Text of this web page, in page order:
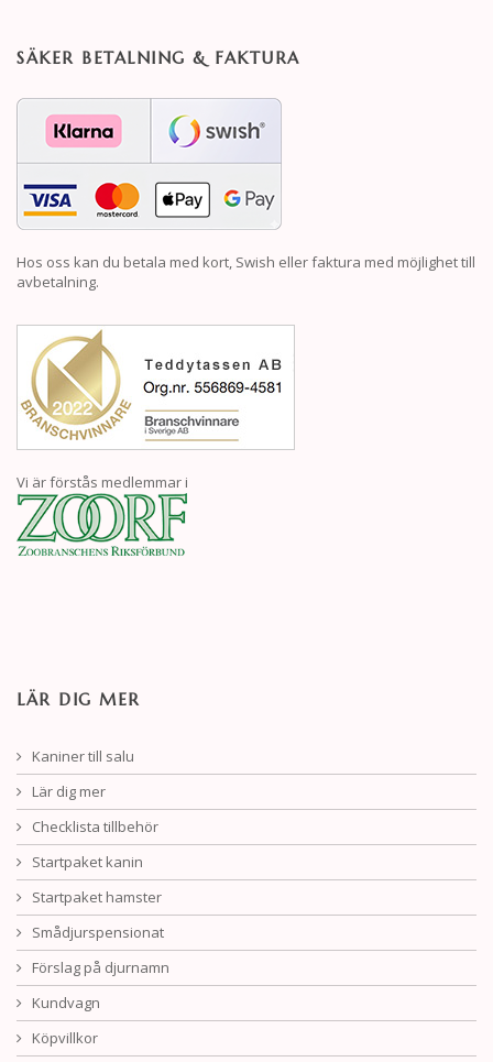
SÄKER BETALNING & FAKTURA
Hos oss kan du betala med kort, Swish eller faktura med möjlighet till
avbetalning.
Vi är förstås medlemmar i
LÄR DIG MER
Kaniner till salu
Lär dig mer
Checklista tillbehör
Startpaket kanin
Startpaket hamster
Smådjurspensionat
Förslag på djurnamn
Kundvagn
Köpvillkor